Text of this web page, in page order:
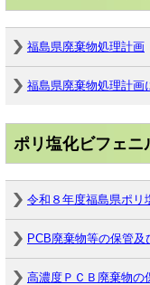
福島県廃棄物処理計画
福島県廃棄物処理計画
ポリ塩化ビフェニ
令和８年度福島県ポリ
PCB廃棄物等の保管
高濃度ＰＣＢ廃棄物の